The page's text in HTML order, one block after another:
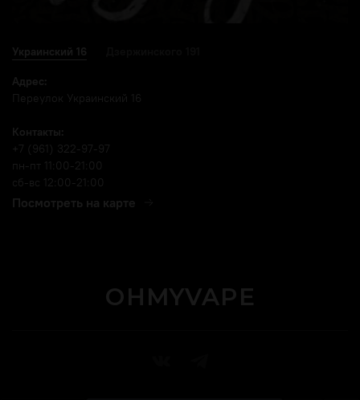
Украинский 16
Адрес:
Переулок Украинский 16
Контакты:
+7 (961) 322-97-97
пн-пт 11:00-21:00
сб-вс 12:00-21:00
Посмотреть на карте
OHMYVAPE